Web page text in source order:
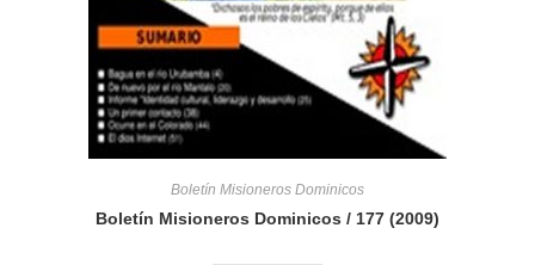
Boletín Misioneros Dominicos
Boletín Misioneros Dominicos / 177 (2009)